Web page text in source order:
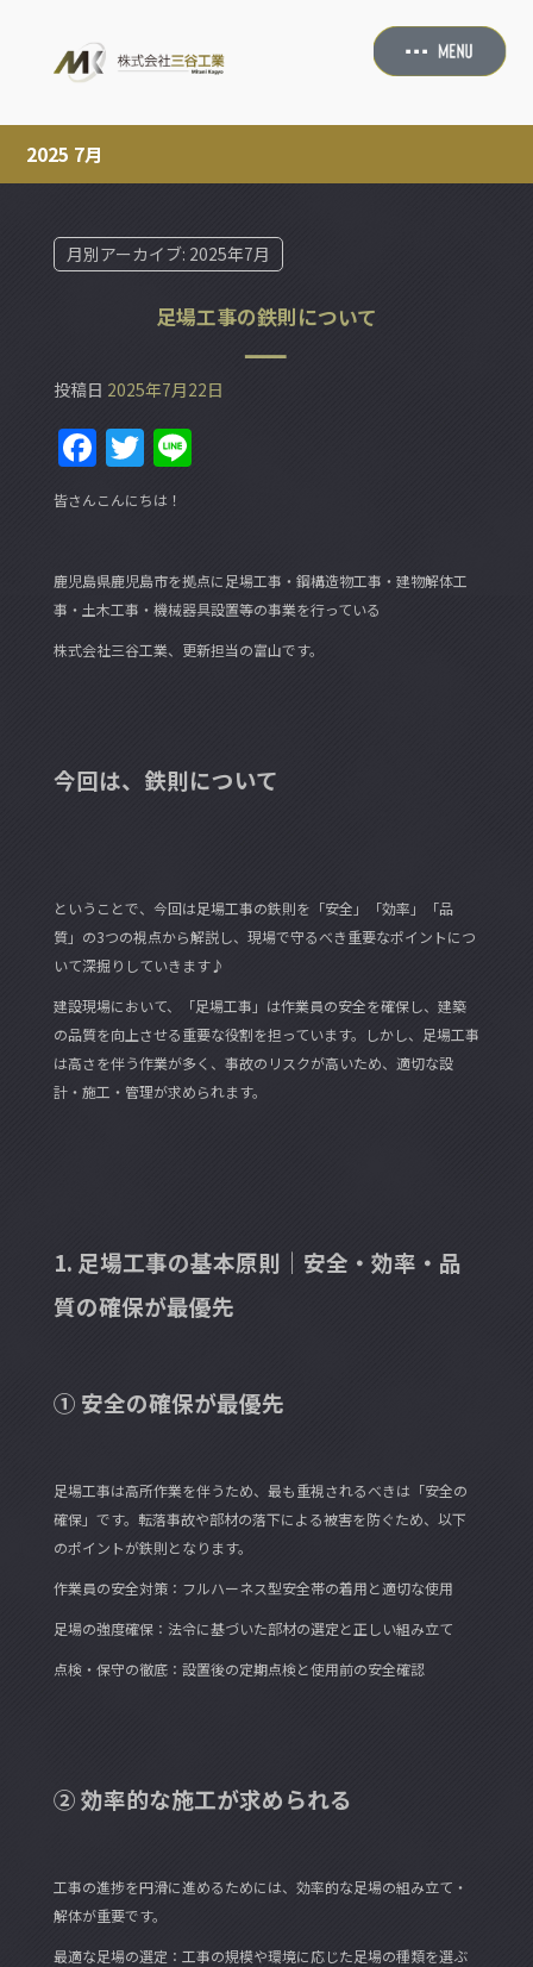
2025 7月
月別アーカイブ: 2025年7月
足場工事の鉄則について
投稿日 2025年7月22日
F
a
c
e
b
o
o
T
w
itt
er
Li
皆さんこんにちは！
鹿児島県鹿児島市を拠点に足場工事・鋼構造物工事・建物解体工
事・土木工事・機械器具設置等の事業を行っている
株式会社三谷工業、更新担当の富山です。
今回は、鉄則について
ということで、今回は足場工事の鉄則を「安全」「効率」「品
質」の3つの視点から解説し、現場で守るべき重要なポイントにつ
いて深掘りしていきます♪
建設現場において、「足場工事」は作業員の安全を確保し、建築
の品質を向上させる重要な役割を担っています。しかし、足場工事
は高さを伴う作業が多く、事故のリスクが高いため、適切な設
計・施工・管理が求められます。
1. 足場工事の基本原則｜安全・効率・品
質の確保が最優先
① 安全の確保が最優先
足場工事は高所作業を伴うため、最も重視されるべきは「安全の
確保」です。転落事故や部材の落下による被害を防ぐため、以下
のポイントが鉄則となります。
作業員の安全対策：フルハーネス型安全帯の着用と適切な使用
足場の強度確保：法令に基づいた部材の選定と正しい組み立て
点検・保守の徹底：設置後の定期点検と使用前の安全確認
② 効率的な施工が求められる
工事の進捗を円滑に進めるためには、効率的な足場の組み立て・
解体が重要です。
最適な足場の選定：工事の規模や環境に応じた足場の種類を選ぶ